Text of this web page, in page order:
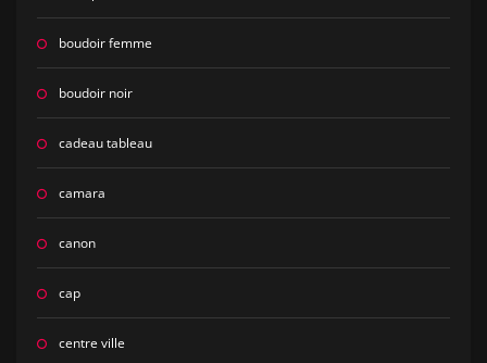
boudoir femme
boudoir noir
cadeau tableau
camara
canon
cap
centre ville